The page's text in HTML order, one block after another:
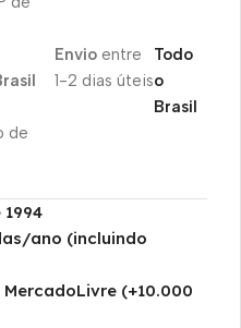
de
Envio entre
1-2 dias úteis
Todo
o
Brasil
ano (incluindo
(+10.000